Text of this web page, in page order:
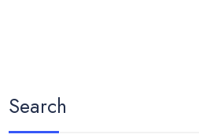
Search